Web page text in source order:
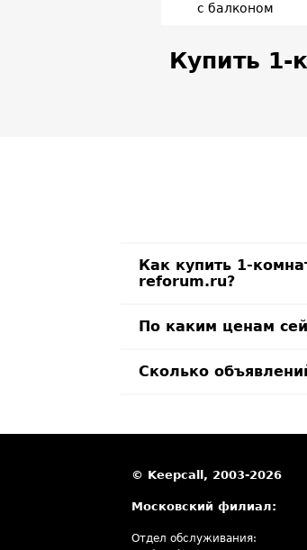
с балконом
Купить 1-
Как купить 1-
reforum.ru?
По каким ценам
Сколько
© Keepcall, 2003-2026
Московский филиал:
Отдел обслуживания: